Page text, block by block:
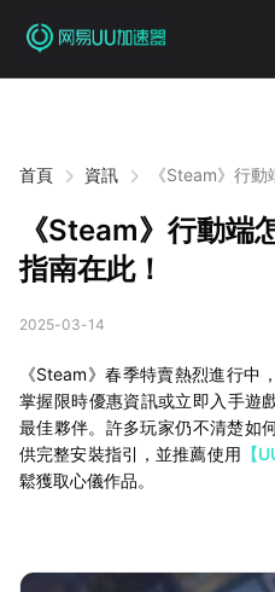
首頁 資訊 《Steam》行
《Steam》行動端
指南在此！
2025-03-14
《Steam》春季特賣熱烈進行中
掌握限時優惠資訊或立即入手遊
最佳夥伴。許多玩家仍不清楚如
供完整安裝指引，並推薦使用 【
鬆獲取心儀作品。